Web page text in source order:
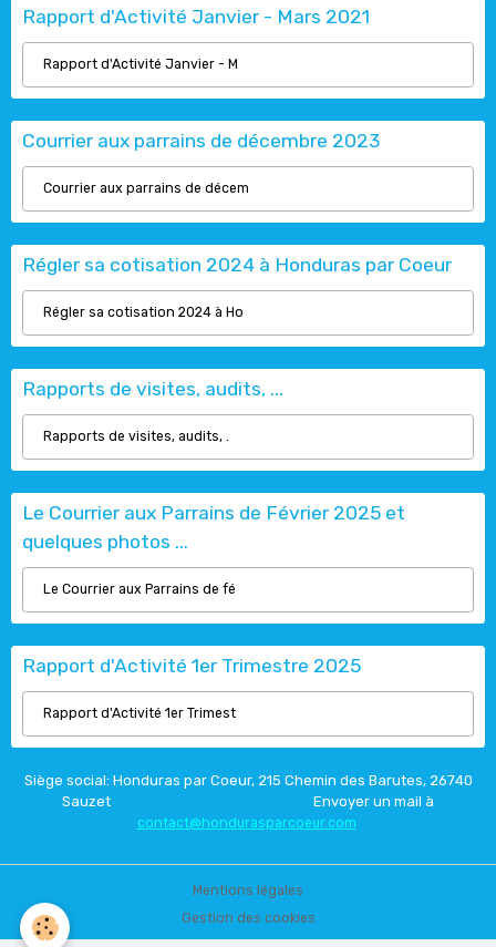
Rapport d'Activité Janvier - Mars 2021
Rapport d'Activité Janvier - M
Courrier aux parrains de décembre 2023
Courrier aux parrains de décem
Régler sa cotisation 2024 à Honduras par Coeur
Régler sa cotisation 2024 à Ho
Rapports de visites, audits, ...
Rapports de visites, audits, .
Le Courrier aux Parrains de Février 2025 et
quelques photos ...
Le Courrier aux Parrains de fé
Rapport d'Activité 1er Trimestre 2025
Rapport d'Activité 1er Trimest
Siège social: Honduras par Coeur, 215 Chemin des Barutes, 26740
Sauzet Envoyer un mail à
contact@hondurasparcoeur.com
Mentions légales
Gestion des cookies